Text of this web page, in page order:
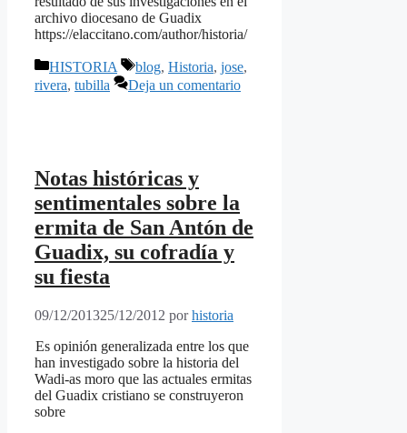
archivo diocesano de Guadix
https://elaccitano.com/author/historia/
Categorías
HISTORIA Etiquetas
blog, Historia, jose,
rivera, tubilla Deja un comentario
Notas históricas y
sentimentales sobre la
ermita de San Antón de
Guadix, su cofradía y
su fiesta
09/12/201325/12/2012 porhistoria
Es opinión generalizada entre los que
han investigado sobre la historia del
Wadi-as moro que las actuales ermitas
del Guadix cristiano se construyeron
sobre